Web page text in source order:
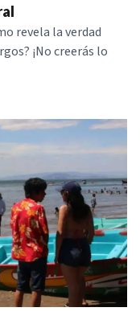
revela la verdad
¡No creerás lo